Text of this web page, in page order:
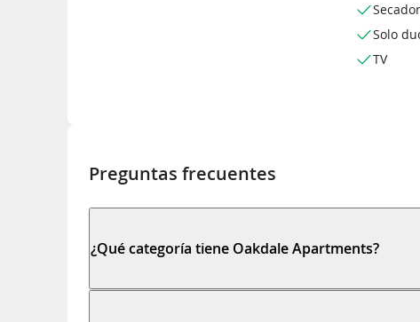
Secador
Solo
TV
Preguntas frecuentes
¿Qué categoría tiene Oakdale Apartments?